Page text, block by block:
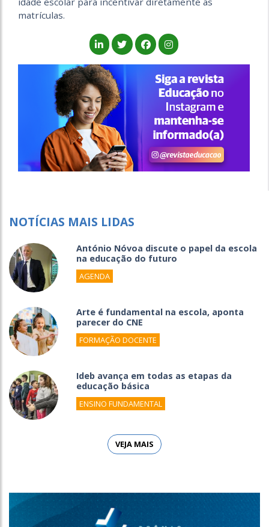
matrículas.
NOTÍCIAS MAIS LIDAS
António Nóvoa discute o papel da escola
na educação do futuro
AGENDA
Arte é fundamental na escola, aponta
parecer do CNE
FORMAÇÃO DOCENTE
Ideb avança em todas as etapas da
educação básica
ENSINO FUNDAMENTAL
VEJA MAIS